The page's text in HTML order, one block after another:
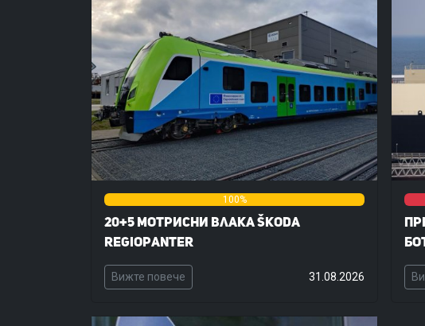
0% 100%
20+5 мотрисни влака Škoda
RegioPanter
Вижте повече 31.08.2026
0%
0%